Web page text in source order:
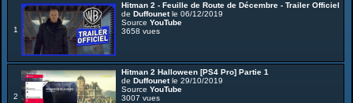
1
Hitman 2 - Feuille de Route de Décembre - Trailer Officiel
de Duffounetle 06/12/2019
Source YouTube
3658 vues
2
Hitman 2 Halloween [PS4 Pro] Partie 1
de Duffounetle 29/10/2019
Source YouTube
3007 vues